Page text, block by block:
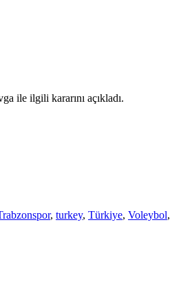
ile ilgili kararını açıkladı.
, turkey, Türkiye, Voleybol,